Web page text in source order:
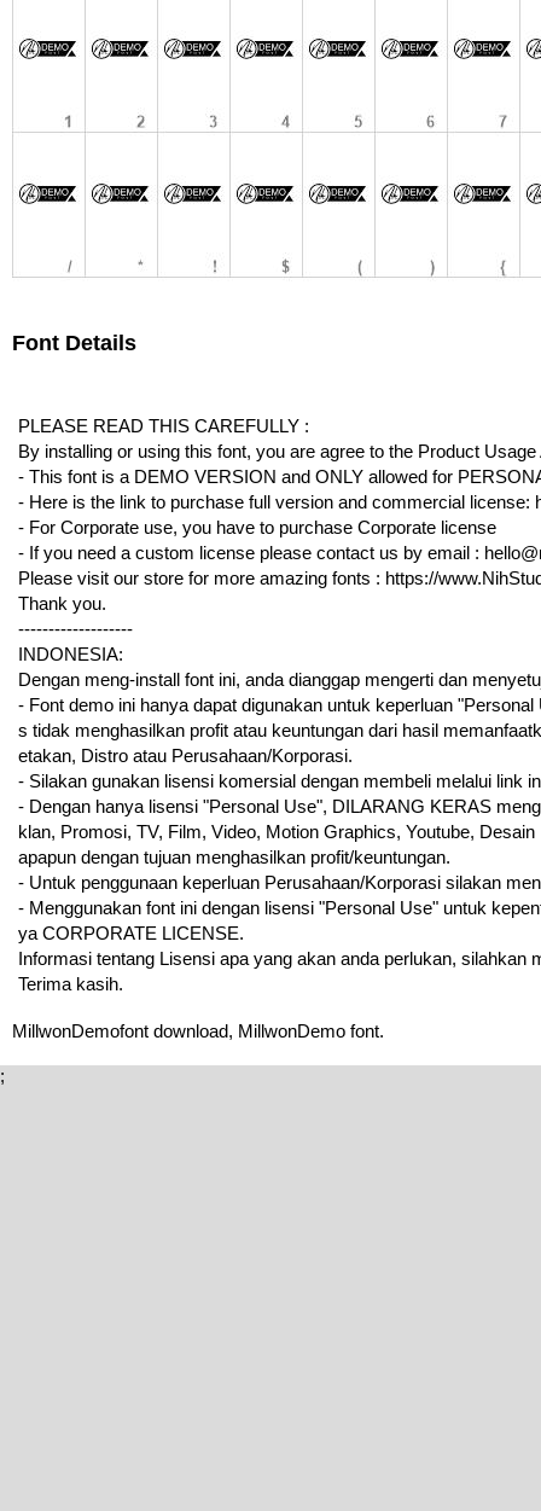
Font Details
PLEASE READ THIS CAREFULLY :
By installing or using this font, you are agree to the Product
- This font is a DEMO VERSION and ONLY allowed for
- Here is the link to purchase full version and commercial license:
- For Corporate use, you have to purchase Corporate license
- If you need a custom license please contact us by email :
Please visit our store for more amazing fonts : https://
Thank you.
-------------------
INDONESIA:
Dengan meng-install font ini, anda dianggap mengerti dan
- Font demo ini hanya dapat digunakan untuk keperluan
s tidak menghasilkan profit atau keuntungan dari hasil
etakan, Distro atau Perusahaan/Korporasi.
- Silakan gunakan lisensi komersial dengan membeli melalui link
- Dengan hanya lisensi "Personal Use", DILARANG KERAS
klan, Promosi, TV, Film, Video, Motion Graphics, Youtube,
apapun dengan tujuan menghasilkan profit/keuntungan.
- Untuk penggunaan keperluan Perusahaan/Korporasi silakan
- Menggunakan font ini dengan lisensi "Personal Use" untuk
ya CORPORATE LICENSE.
Informasi tentang Lisensi apa yang akan anda perlukan, silahkan
Terima kasih.
MillwonDemofont download, MillwonDemo font.
;